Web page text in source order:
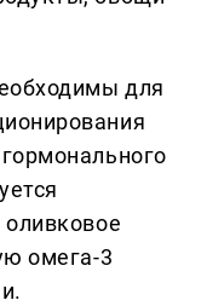
для
оливковое
омега-3